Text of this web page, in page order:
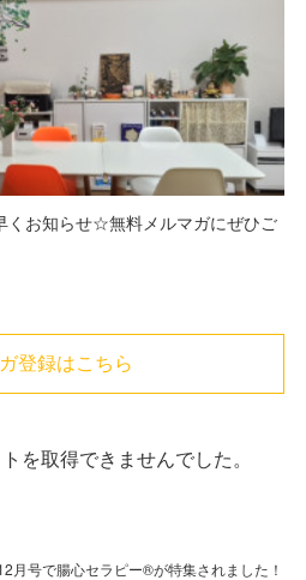
くお知らせ☆無料メルマガにぜひご
登録はこちら
を取得できませんでした。
月号で腸心セラピー®︎が特集されました！